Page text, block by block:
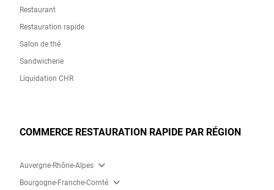
Restaurant
Restauration rapide
Salon de thé
Sandwicherie
Liquidation CHR
COMMERCE RESTAURATION RAPIDE PAR RÉGION
Auvergne-Rhône-Alpes expand_more
Bourgogne-Franche-Comté expand_more